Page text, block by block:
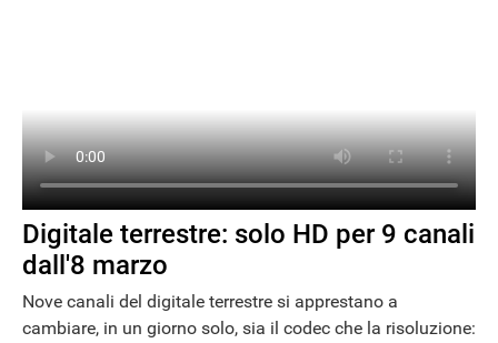
Digitale terrestre: solo HD per 9 canali
dall'8 marzo
Nove canali del digitale terrestre si apprestano a
cambiare, in un giorno solo, sia il codec che la risoluzione: